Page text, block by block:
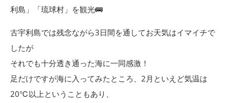
利島」「琉球村」を観光🚌
古宇利島では残念ながら3日間を通してお天気はイマイチで
したが
それでも十分透き通った海に一同感激！
足だけですが海に入ってみたところ、2月といえど気温は
20℃以上ということもあり、